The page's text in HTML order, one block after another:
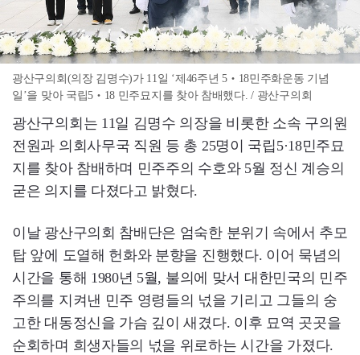
광산구의회(의장 김명수)가 11일 ‘제46주년 5‧18민주화운동 기념
일’을 맞아 국립5‧18 민주묘지를 찾아 참배했다. / 광산구의회
광산구의회는 11일 김명수 의장을 비롯한 소속 구의원
전원과 의회사무국 직원 등 총 25명이 국립5·18민주묘
지를 찾아 참배하며 민주주의 수호와 5월 정신 계승의
굳은 의지를 다졌다고 밝혔다.
이날 광산구의회 참배단은 엄숙한 분위기 속에서 추모
탑 앞에 도열해 헌화와 분향을 진행했다. 이어 묵념의
시간을 통해 1980년 5월, 불의에 맞서 대한민국의 민주
주의를 지켜낸 민주 영령들의 넋을 기리고 그들의 숭
고한 대동정신을 가슴 깊이 새겼다. 이후 묘역 곳곳을
순회하며 희생자들의 넋을 위로하는 시간을 가졌다.